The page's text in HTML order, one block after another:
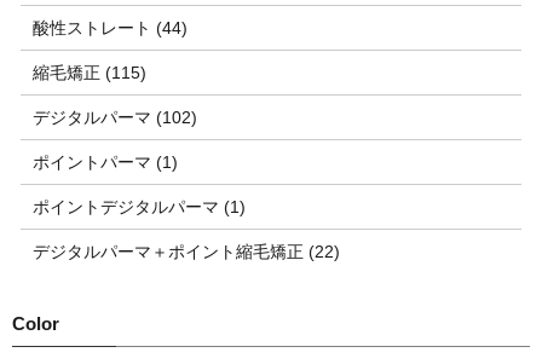
酸性ストレート (44)
縮毛矯正 (115)
デジタルパーマ (102)
ポイントパーマ (1)
ポイントデジタルパーマ (1)
デジタルパーマ＋ポイント縮毛矯正 (22)